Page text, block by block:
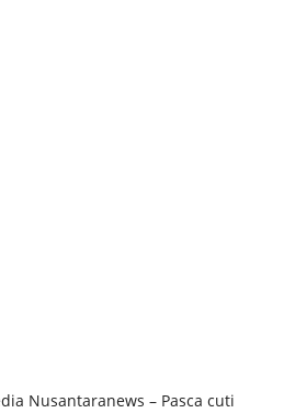
Nusantaranews – Pasca cuti